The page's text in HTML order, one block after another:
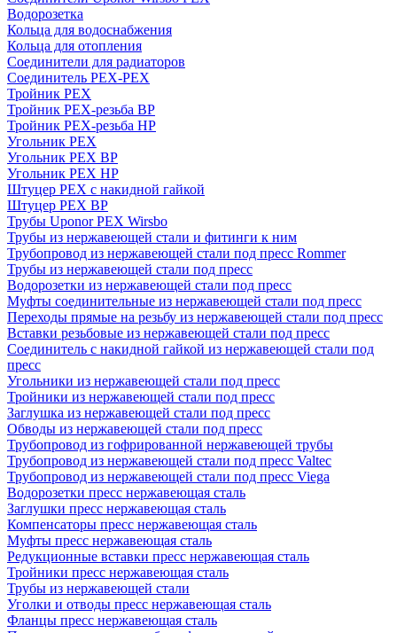
Водорозетка
Кольца для водоснабжения
Кольца для отопления
Соединители для радиаторов
Соединитель PEX-PEX
Тройник PEX
Тройник PEX-резьба ВР
Тройник PEX-резьба НР
Угольник PEX
Угольник PEX ВР
Угольник PEX НР
Штуцер PEX c накидной гайкой
Штуцер PEX ВР
Трубы Uponor PEX Wirsbo
Трубы из нержавеющей стали и фитинги к ним
Трубопровод из нержавеющей стали под пресс Rommer
Трубы из нержавеющей стали под пресс
Водорозетки из нержавеющей стали под пресс
Муфты соединительные из нержавеющей стали под пресс
Переходы прямые на резьбу из нержавеющей стали под пресс
Вставки резьбовые из нержавеющей стали под пресс
Соединитель с накидной гайкой из нержавеющей стали под
пресс
Угольники из нержавеющей стали под пресс
Тройники из нержавеющей стали под пресс
Заглушка из нержавеющей стали под пресс
Обводы из нержавеющей стали под пресс
Трубопровод из гофрированной нержавеющей трубы
Трубопровод из нержавеющей стали под пресс Valtec
Трубопровод из нержавеющей стали под пресс Viega
Водорозетки пресс нержавеющая сталь
Заглушки пресс нержавеющая сталь
Компенсаторы пресс нержавеющая сталь
Муфты пресс нержавеющая сталь
Редукционные вставки пресс нержавеющая сталь
Тройники пресс нержавеющая сталь
Трубы из нержавеющей стали
Уголки и отводы пресс нержавеющая сталь
Фланцы пресс нержавеющая сталь